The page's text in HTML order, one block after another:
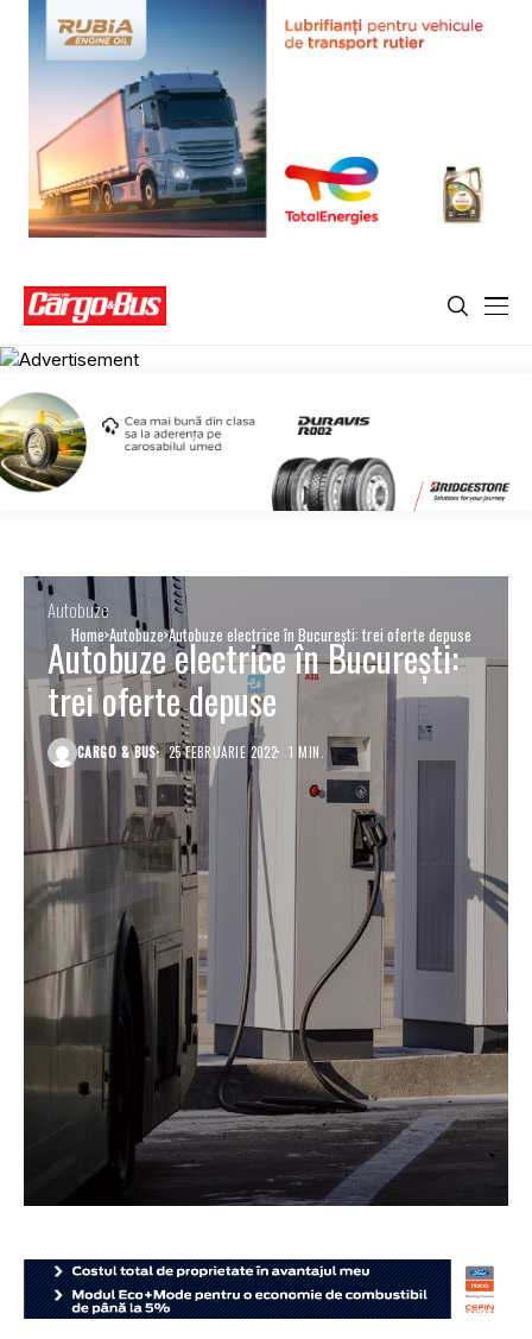
Home Autobuze Autobuze electrice în București: trei oferte depuse
Autobuze
Autobuze electrice în București:
trei oferte depuse
CARGO & BUS 25 FEBRUARIE 2022 1 MIN.